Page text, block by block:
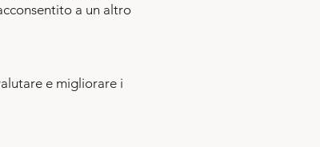
a un altro
e migliorare i